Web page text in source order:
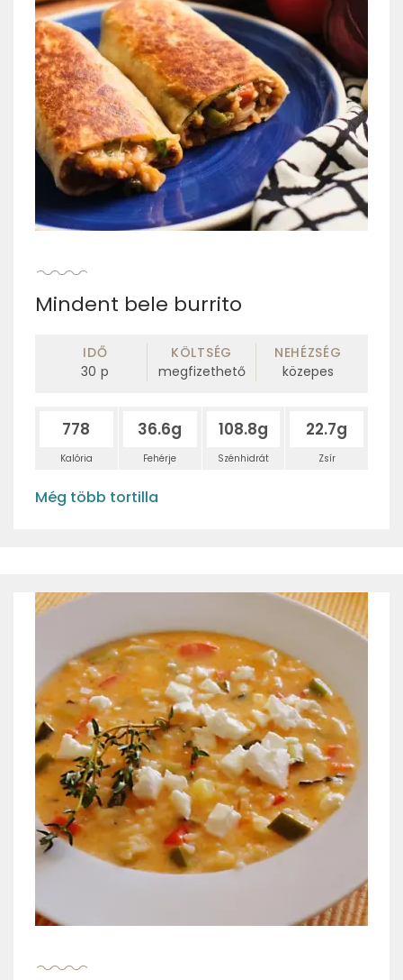
Mindent bele burrito
IDŐ
30 p
KÖLTSÉG
megfizethető
NEHÉZSÉG
közepes
778
Kalória
36.6g
Fehérje
108.8g
Szénhidrát
22.7g
Zsír
Még több tortilla